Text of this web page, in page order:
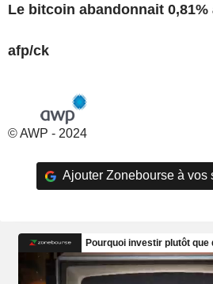
Le bitcoin abandonnait 0,81%
afp/ck
© AWP - 2024
Ajouter Zonebourse à vos